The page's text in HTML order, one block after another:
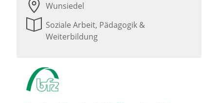
Wunsiedel
Soziale Arbeit, Pädagogik &
Weiterbildung